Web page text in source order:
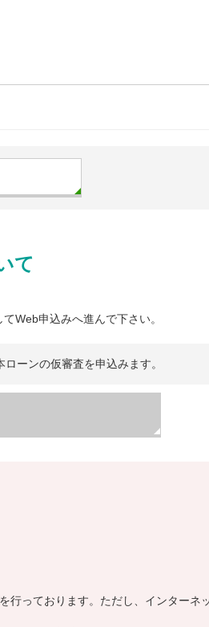
て
Web申込みへ進んで下さい。
ーンの仮審査を申込みます。
っております。ただし、インターネ